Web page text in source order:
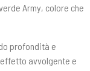
Army, colore che
profondità e
avvolgente e